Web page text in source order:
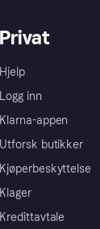
Privat
Hjelp
Logg inn
Klarna-appen
Utforsk butikker
Kjøperbeskyttelse
Klager
Kredittavtale